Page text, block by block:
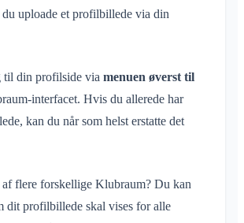
administratorer
uploade et profilbillede via din
til din profilside via menuen øverst til
interfacet. Hvis du allerede har
kan du når som helst erstatte det
flere forskellige Klubraum? Du kan
dit profilbillede skal vises for alle